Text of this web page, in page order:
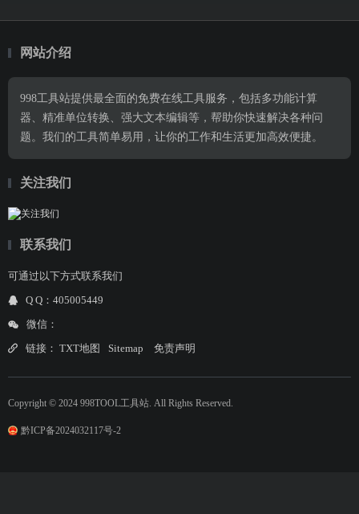
网站介绍
998工具站提供最全面的免费在线工具服务，包括多功能计算
器、精准单位转换、强大文本编辑等，帮助你快速解决各种问
题。我们的工具简单易用，让你的工作和生活更加高效便捷。
关注我们
联系我们
可通过以下方式联系我们
Q Q：405005449
微信：
链接： TXT地图 Sitemap 免责声明
Copyright © 2024 998TOOL工具站. All Rights Reserved.
黔ICP备2024032117号-2